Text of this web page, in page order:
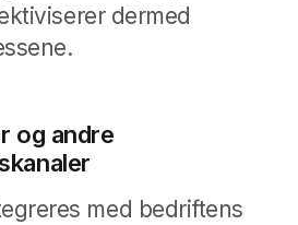
dermed
og andre
med bedriftens